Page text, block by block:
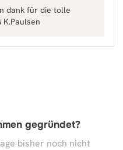
dank für die tolle
K.Paulsen
gegründet?
bisher noch nicht